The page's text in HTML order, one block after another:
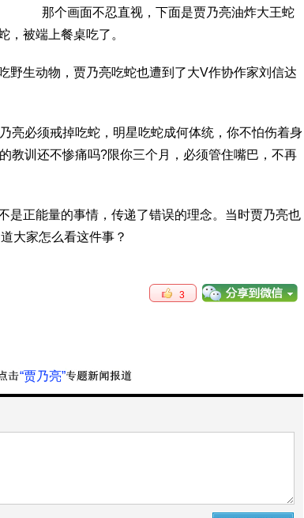
那个画面不忍直视，下面是贾乃亮油炸大王蛇
，被端上餐桌吃了。
生动物，贾乃亮吃蛇也遭到了大V作协作家刘信达
必须戒掉吃蛇，明星吃蛇成何体统，你不怕伤着身
教训还不惨痛吗?限你三个月，必须管住嘴巴，不再
正能量的事情，传递了错误的理念。当时贾乃亮也
大家怎么看这件事？
3
“贾乃亮”